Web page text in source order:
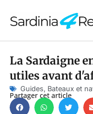
La Sardaigne
utiles avant
Guides, Bateaux et
Partager cet article